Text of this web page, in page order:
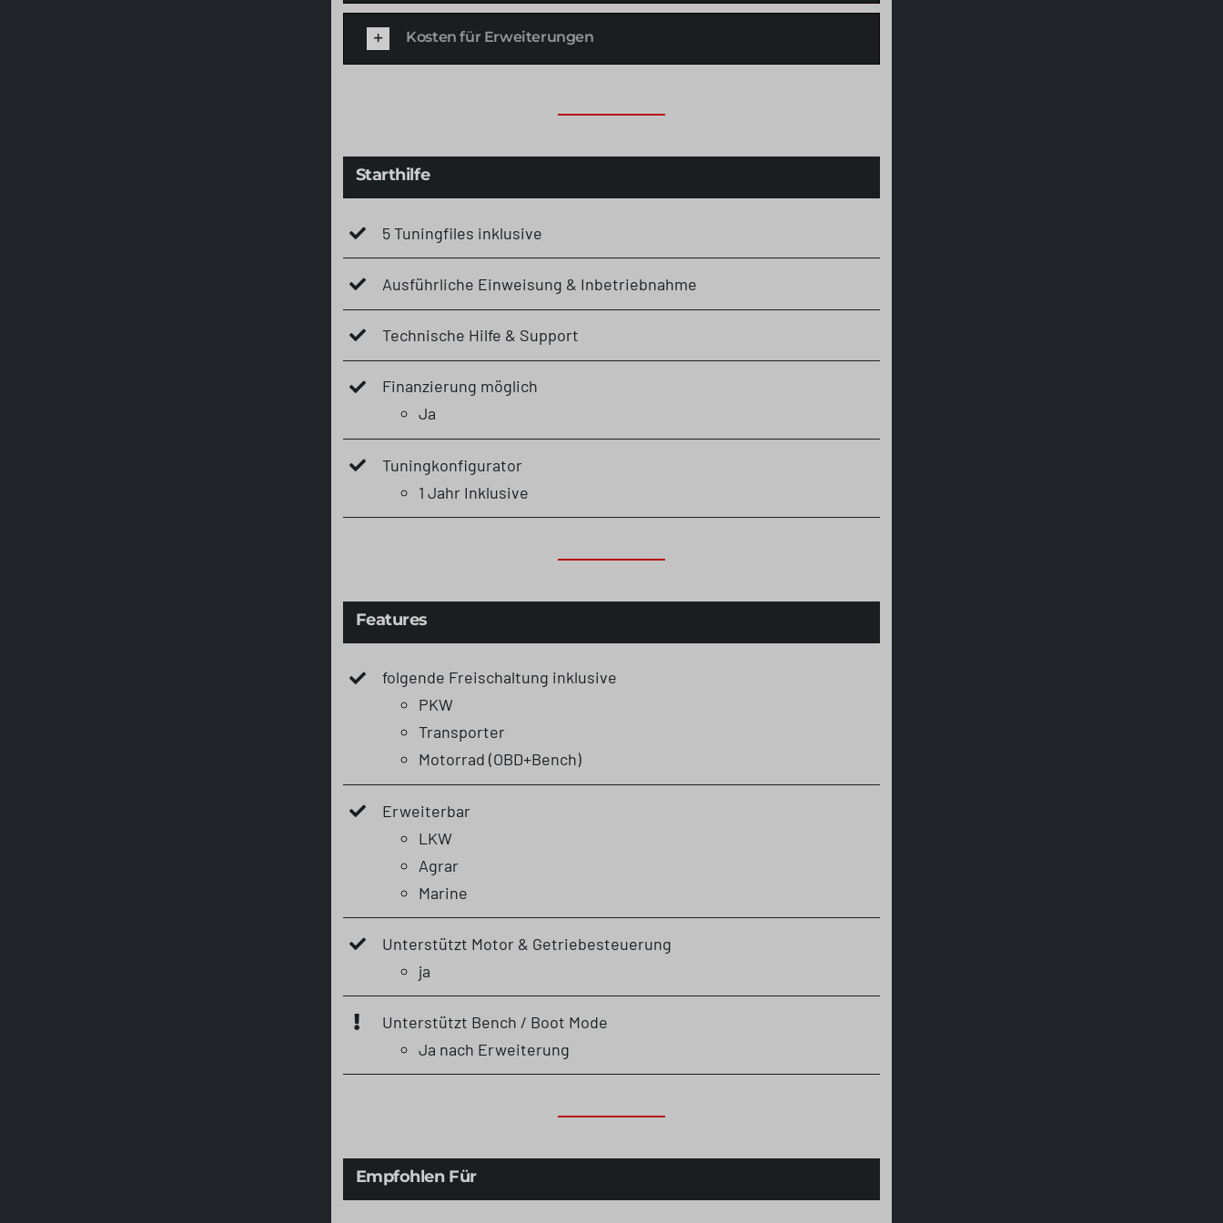
Kosten für Erweiterungen
Starthilfe
5 Tuningfiles inklusive
Ausführliche Einweisung & Inbetriebnahme
Technische Hilfe & Support
Finanzierung möglich
Ja
Tuningkonfigurator
1 Jahr Inklusive
Features
folgende Freischaltung inklusive
PKW
Transporter
Motorrad (OBD+Bench)
Erweiterbar
LKW
Agrar
Marine
Unterstützt Motor & Getriebesteuerung
ja
Unterstützt Bench / Boot Mode
Ja nach Erweiterung
Empfohlen Für